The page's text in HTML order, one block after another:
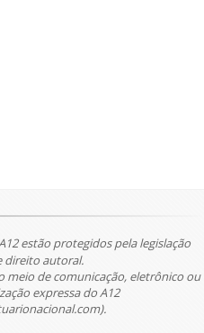
estão protegidos pela legislação
direito autoral.
de comunicação, eletrônico ou
expressa do A12